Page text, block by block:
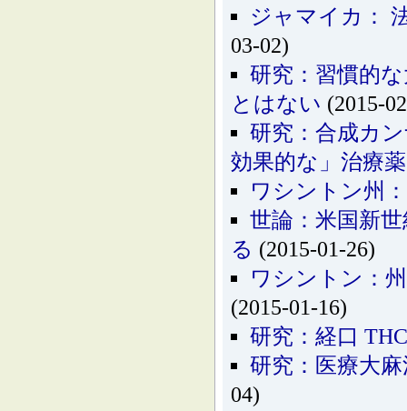
ジャマイカ：
03-02)
研究：習慣的
とはない (2015-
研究：合成カ
効果的な」治療
ワシントン州
世論：米国新
る (2015-01-26)
ワシントン：
(2015-01-16)
研究：経口
研究：医療大
04)